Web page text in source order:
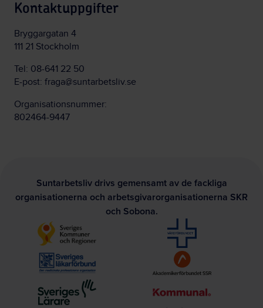
Kontaktuppgifter
Bryggargatan 4
111 21 Stockholm
Tel: 08-641 22 50
E-post: fraga@suntarbetsliv.se
Organisationsnummer:
802464-9447
Suntarbetsliv drivs gemensamt av de fackliga
organisationerna och arbetsgivarorganisationerna SKR
och Sobona.